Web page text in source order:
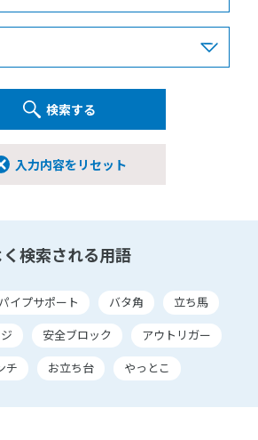
入力内容をリセット
検索する
く検索される用語
パイプサポート バタ角
立ち馬
安全ブロック
アウトリガー
チ
お立ち台 やっとこ